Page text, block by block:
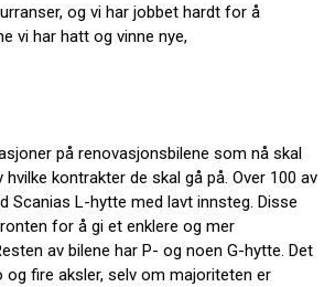
og vi har jobbet hardt for å
vi har hatt og vinne nye,
på renovasjonsbilene som nå skal
hvilke kontrakter de skal gå på. Over 100 av
Scanias L-hytte med lavt innsteg. Disse
for å gi et enklere og mer
av bilene har P- og noen G-hytte. Det
og fire aksler, selv om majoriteten er